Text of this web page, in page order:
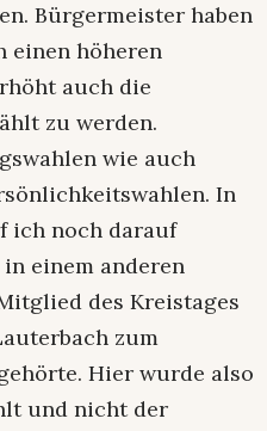
Bürgermeister haben
einen höheren
auch die
zu werden.
wie auch
In
ich noch darauf
einem anderen
des Kreistages
zum
Hier wurde also
und nicht der